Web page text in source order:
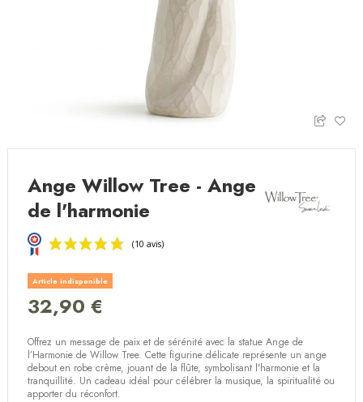
Ange Willow Tree - Ange
de l'harmonie
(10 avis)
Article indisponible
32,90 €
Offrez un message de paix et de sérénité avec la statueAnge de
l’Harmonie de Willow Tree. Cettefigurine délicate représente unange
debout en robe crème, jouant de laflûte, symbolisant l'harmonie et la
tranquillité. Uncadeau idéal pourcélébrer la musique, la spiritualité ou
apporter du réconfort.